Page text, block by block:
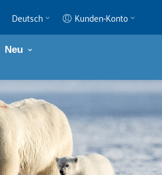
Deutsch Kunden-Konto
Neu